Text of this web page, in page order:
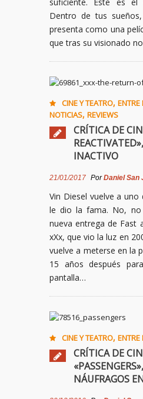
Dentro de tus
presenta como una
que tras su visionado
CINE Y TEATRO, ENTRE
NOTICIAS, REVIEWS
CRÍTICA DE
INACTIVO
21/01/2017 PorDaniel San
Vin Diesel vuelve a uno
le dio la fama. No,
nueva entrega de Fast
xXx, que vio la luz en
vuelve a meterse en la
15 años después
pantalla…
CINE Y TEATRO, ENTRE
CRÍTICA DE
NÁUFRAGOS